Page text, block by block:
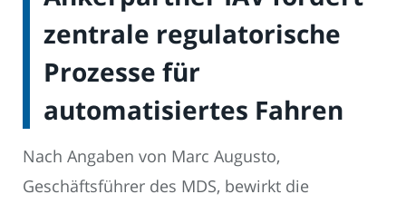
zentrale regulatorische
Prozesse für
automatisiertes Fahren
Nach Angaben von Marc Augusto,
Geschäftsführer des MDS, bewirkt die